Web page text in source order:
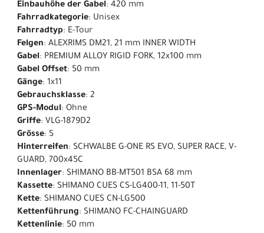
Einbauhöhe der Gabel: 420 mm
Fahrradkategorie: Unisex
Fahrradtyp: E-Tour
Felgen: ALEXRIMS DM21, 21 mm INNER WIDTH
Gabel: PREMIUM ALLOY RIGID FORK, 12x100 mm
Gabel Offset: 50 mm
Gänge: 1x11
Gebrauchsklasse: 2
GPS-Modul: Ohne
Griffe: VLG-1879D2
Grösse: S
Hinterreifen: SCHWALBE G-ONE RS EVO, SUPER RACE, V-
GUARD, 700x45C
Innenlager: SHIMANO BB-MT501 BSA 68 mm
Kassette: SHIMANO CUES CS-LG400-11, 11-50T
Kette: SHIMANO CUES CN-LG500
Kettenführung: SHIMANO FC-CHAINGUARD
Kettenlinie: 50 mm